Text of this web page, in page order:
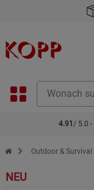
4.91 / 5.0 -
Zur Startseite des Kopp
Outdoor & Survival
NEU